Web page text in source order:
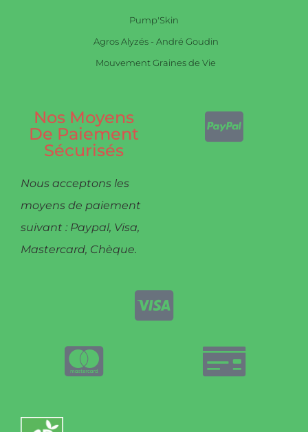
Pump'Skin
Agros Alyzés - André Goudin
Mouvement Graines de Vie
Nos Moyens
De Paiement
Sécurisés
Nous acceptons les
moyens de paiement
suivant : Paypal, Visa,
Mastercard, Chèque.